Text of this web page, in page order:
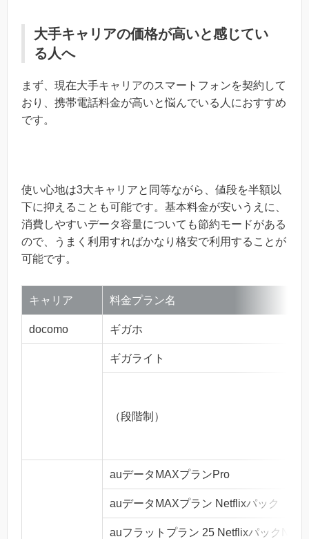
大手キャリアの価格が高いと感じてい
る人へ
まず、現在大手キャリアのスマートフォンを契約して
おり、携帯電話料金が高いと悩んでいる人におすすめ
です。
使い心地は3大キャリアと同等ながら、値段を半額以
下に抑えることも可能です。基本料金が安いうえに、
消費しやすいデータ容量についても節約モードがある
ので、うまく利用すればかなり格安で利用することが
可能です。
キャリア 料金プラン名
docomo ギガホ
ギガライト
（段階制）
auデータMAXプランPro
auデータMAXプラン Netflixパック
auフラットプラン 25 NetflixパックN